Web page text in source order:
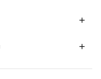

